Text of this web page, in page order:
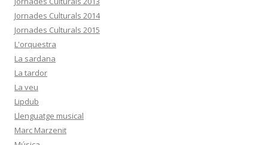
Jornades Culturals 2014
Jornades Culturals 2015
L'orquestra
La sardana
La tardor
La veu
Lipdub
Llenguatge musical
Marc Marzenit